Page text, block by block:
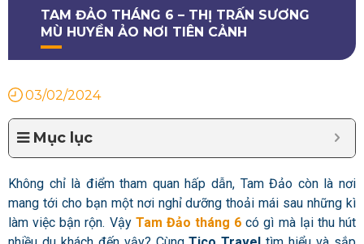
TAM ĐẢO THÁNG 6 – THỊ TRẤN SƯƠNG
MÙ HUYỀN ẢO NƠI TIÊN CẢNH
03/02/2024
Mục lục
Không chỉ là điểm tham quan hấp dẫn, Tam Đảo còn là nơi
mang tới cho bạn một nơi nghỉ dưỡng thoải mái sau những kì
làm việc bận rộn. Vậy Tam Đảo tháng 6 có gì mà lại thu hút